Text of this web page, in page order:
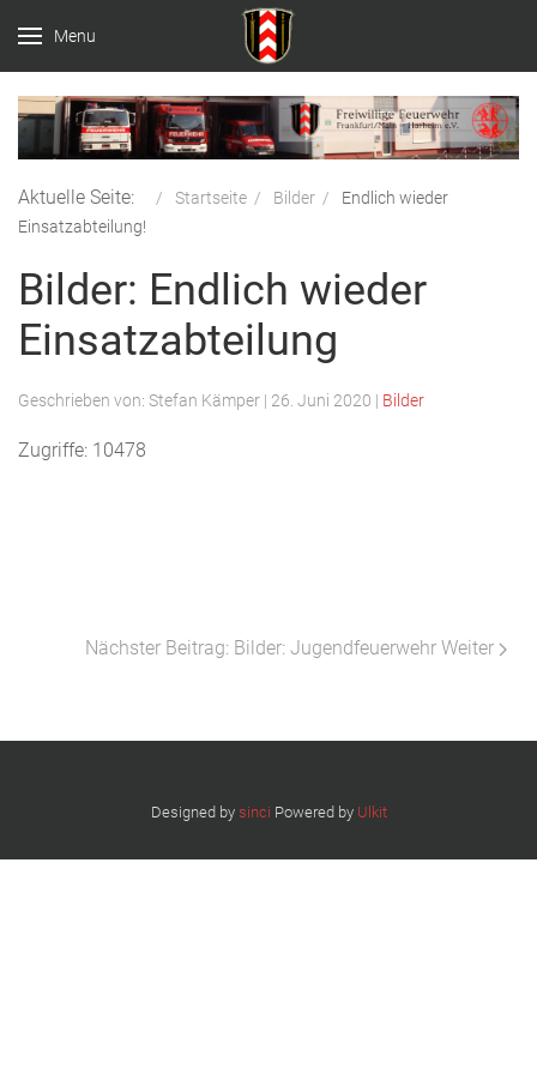
Menu
Aktuelle Seite: Startseite Bilder
Endlich wieder
Einsatzabteilung!
Bilder: Endlich wieder
Einsatzabteilung
Geschrieben von: Stefan Kämper | 26. Juni 2020 | Bilder
Zugriffe: 10478
Nächster Beitrag: Bilder: Jugendfeuerwehr Weiter
Designed by sinci Powered by Ulkit